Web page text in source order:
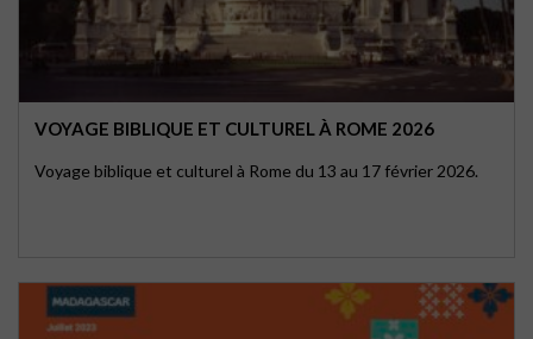
VOYAGE BIBLIQUE ET CULTUREL À ROME 2026
Voyage biblique et culturel à Rome du 13 au 17 février 2026.